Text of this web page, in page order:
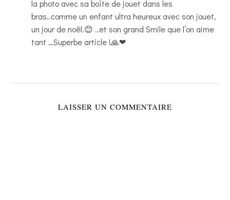
la photo avec sa boîte de jouet dans les
bras..comme un enfant ultra heureux avec son jouet,
un jour de noël.😊 ..et son grand Smile que l’on aime
tant …Superbe article !🙏❤
LAISSER UN COMMENTAIRE